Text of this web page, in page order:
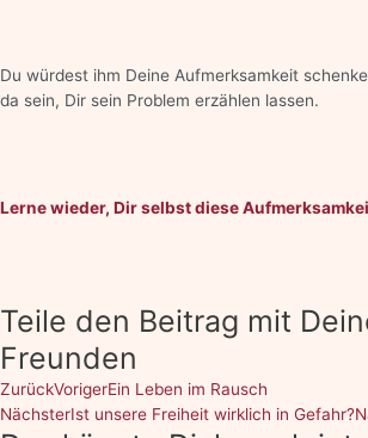
Du würdest ihm Deine Aufmerksamkeit
da sein, Dir sein Problem erzählen lassen.
Lerne wieder, Dir selbst diese
Teile den Beitrag mit
Freunden
ZurückVorigerEin Leben im Rausch
NächsterIst unsere Freiheit wirklich in Gefahr?